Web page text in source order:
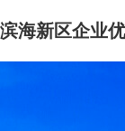
滨海新区企业